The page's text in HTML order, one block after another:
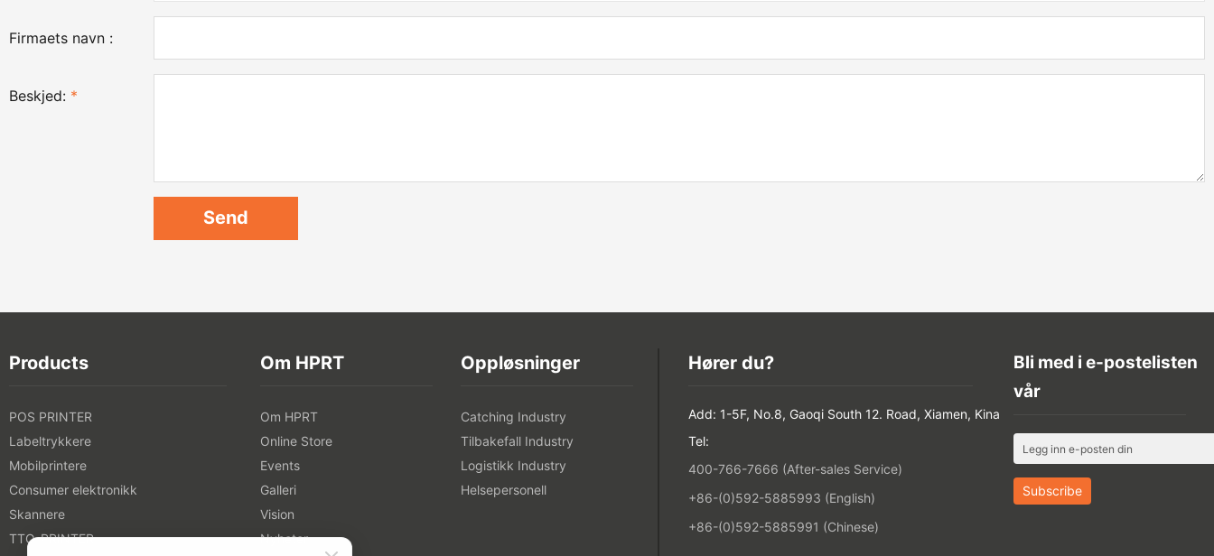
Firmaets navn :
Beskjed: *
Products
POS PRINTER
Labeltrykkere
Mobilprintere
Consumer elektronikk
Skannere
TTO-PRINTER
Om HPRT
Om HPRT
Online Store
Events
Galleri
Vision
Nyheter
Oppløsninger
Catching Industry
Tilbakefall Industry
Logistikk Industry
Helsepersonell
Hører du?
Add: 1-5F, No.8, Gaoqi South 12. Road, Xiamen, Kina
Tel:
400-766-7666 (After-sales Service)
+86-(0)592-5885993 (English)
+86-(0)592-5885991 (Chinese)
Bli med i e-postelisten
vår